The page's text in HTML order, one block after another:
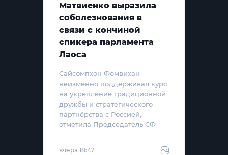
Матвиенко выразила
соболезнования в
связи с кончиной
спикера парламента
Лаоса
Сайсомпхон Фомвихан
неизменно поддерживал курс
на укрепление традиционной
дружбы и стратегического
партнёрства с Россией,
отметила Председатель СФ
вчера 18:47